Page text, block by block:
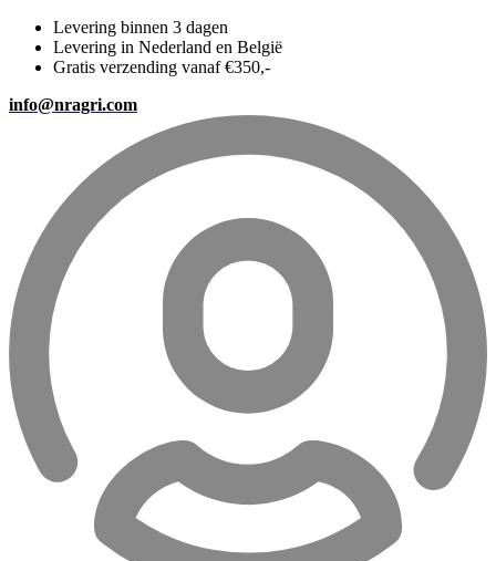
Levering binnen 3 dagen
Levering in Nederland en België
Gratis verzending vanaf €350,-
info@nragri.com